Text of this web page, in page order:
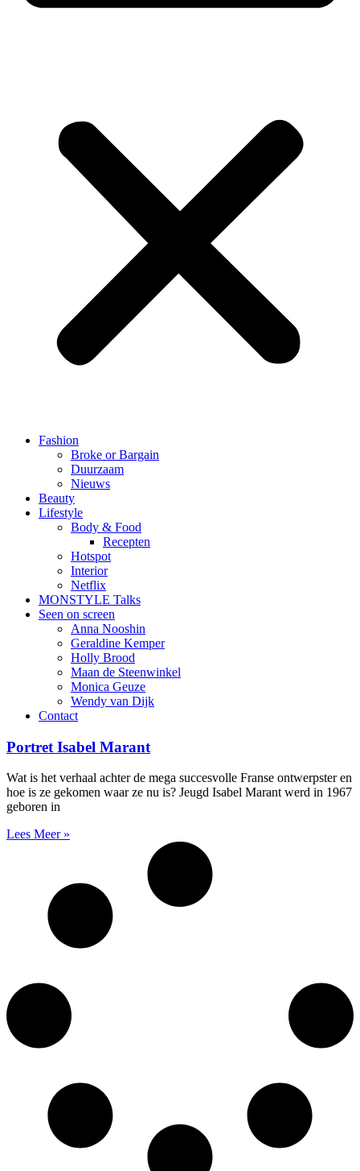
Fashion
Broke or Bargain
Duurzaam
Nieuws
Beauty
Lifestyle
Body & Food
Recepten
Hotspot
Interior
Netflix
MONSTYLE Talks
Seen on screen
Anna Nooshin
Geraldine Kemper
Holly Brood
Maan de Steenwinkel
Monica Geuze
Wendy van Dijk
Contact
Portret Isabel Marant
Wat is het verhaal achter de mega succesvolle Franse ontwerpster en
hoe is ze gekomen waar ze nu is? Jeugd Isabel Marant werd in 1967
geboren in
Lees Meer »